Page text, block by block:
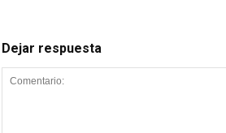
Dejar respuesta